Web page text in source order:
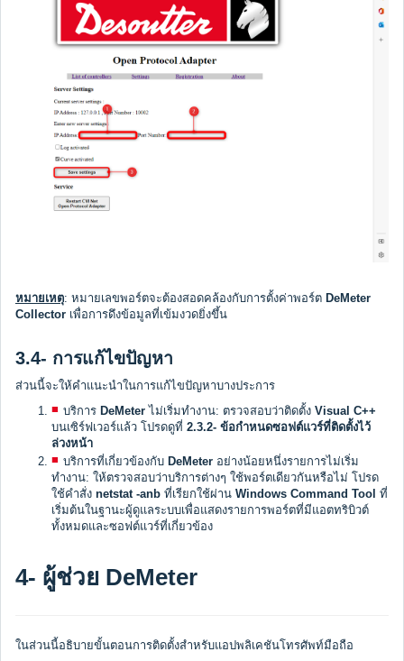
หมายเหตุ: หมายเลขพอร์ตจะต้องสอดคล้องกับการตั้งค่าพอร์ต DeMeter
Collector เพื่อการดึงข้อมูลที่เข้มงวดยิ่งขึ้น
3.4- การแก้ไขปัญหา
ส่วนนี้จะให้คำแนะนำในการแก้ไขปัญหาบางประการ
บริการ DeMeter ไม่เริ่มทำงาน: ตรวจสอบว่าติดตั้ง Visual C++
บนเซิร์ฟเวอร์แล้ว โปรดดูที่ 2.3.2- ข้อกำหนดซอฟต์แวร์ที่ติดตั้งไว้
ล่วงหน้า
บริการที่เกี่ยวข้องกับ DeMeter อย่างน้อยหนึ่งรายการไม่เริ่ม
ทำงาน: ให้ตรวจสอบว่าบริการต่างๆ ใช้พอร์ตเดียวกันหรือไม่ โปรด
ใช้คำสั่ง netstat -anb ที่เรียกใช้ผ่าน Windows Command Tool ที่
เริ่มต้นในฐานะผู้ดูแลระบบเพื่อแสดงรายการพอร์ตที่มีแอตทริบิวต์
ทั้งหมดและซอฟต์แวร์ที่เกี่ยวข้อง
4- ผู้ช่วย DeMeter
ในส่วนนี้อธิบายขั้นตอนการติดตั้งสำหรับแอปพลิเคชันโทรศัพท์มือถือ